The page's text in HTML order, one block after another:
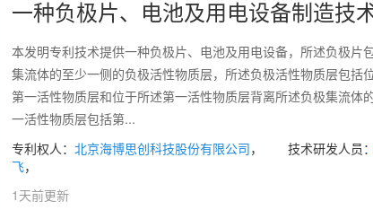
一种负极片、电池及用电设备制造技
本发明专利技术提供一种负极片、电池及用电设备，所述负极片
集流体的至少一侧的负极活性物质层，所述负极活性物质层包括
第一活性物质层和位于所述第一活性物质层背离所述负极集流体
一活性物质层包括第...
专利权人： 北京海博思创科技股份有限公司， 技术研发人员：
飞，
1天前更新